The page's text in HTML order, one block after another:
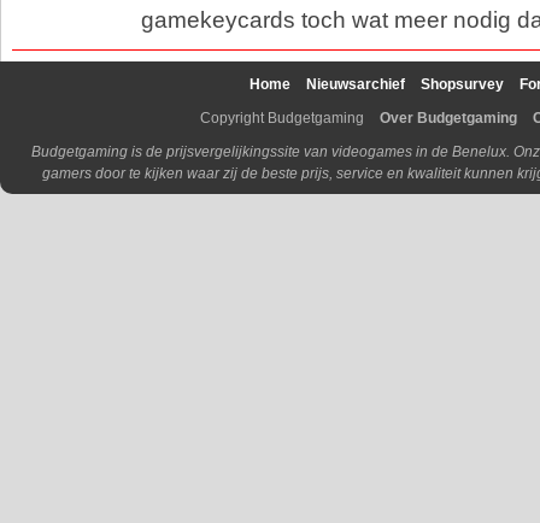
gamekeycards toch wat meer nodig
Home Nieuwsarchief Shopsurvey
Copyright Budgetgaming
Over Budgetgaming
Budgetgaming is de prijsvergelijkingssite van videogames in de Benelux.
gamers door te kijken waar zij de beste prijs, service en kwaliteit kunnen